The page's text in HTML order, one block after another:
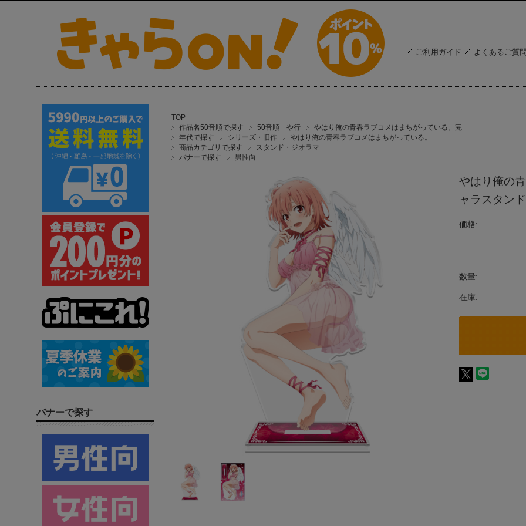
ご利用ガイド よくあるご質
TOP
作品名50音順で探す
50音順 や行
やはり俺の青春ラブコメはまちがっている。完
年代で探す
シリーズ・旧作
やはり俺の青春ラブコメはまちがっている。
商品カテゴリで探す
スタンド・ジオラマ
バナーで探す
男性向
やはり俺の
ャラスタン
価格:
数量:
在庫:
バナーで探す